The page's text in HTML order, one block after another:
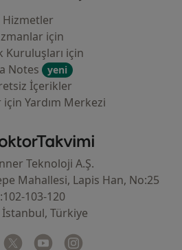
Hizmetler
için
Kuruluşları için
Notes
yeni
İçerikler
Yardım Merkezi
DoktorTakvimi - Ana Sayfa
Teknoloji A.Ş.
Mahallesi, Lapis Han, No:25
103-120
Türkiye
Facebook
yeni bir sekmede açılır
Twitter
yeni bir sekmede açılır
Youtube
yeni bir sekmede açılır